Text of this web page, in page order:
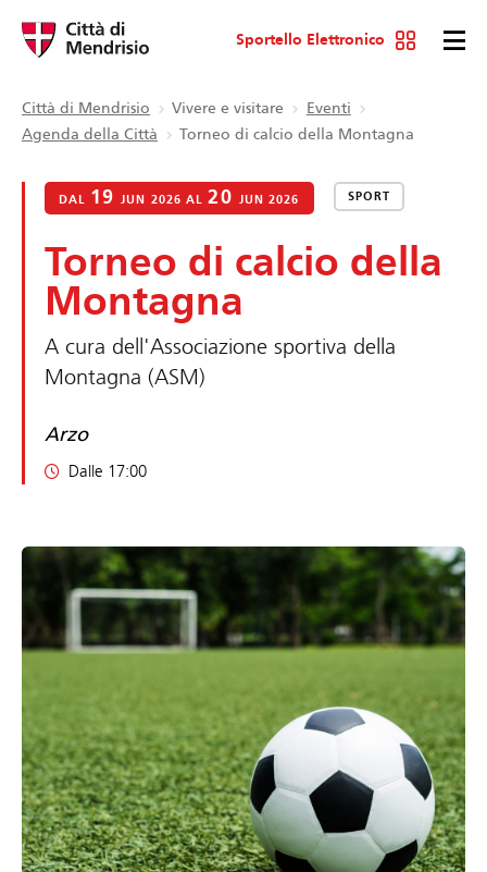
Sportello Elettronico
Città di Mendrisio Vivere e visitare
Eventi
Agenda della Città
Torneo di calcio della Montagna
DAL 19 JUN 2026 AL20 JUN 2026 SPORT
Torneo di calcio della
Montagna
A cura dell'Associazione sportiva della
Montagna (ASM)
Arzo
Dalle 17:00